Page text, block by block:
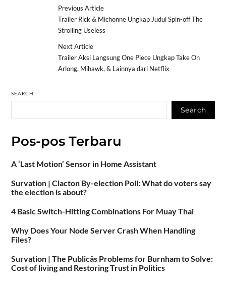
Previous Article
Trailer Rick & Michonne Ungkap Judul Spin-off The
Strolling Useless
Next Article
Trailer Aksi Langsung One Piece Ungkap Take On
Arlong, Mihawk, & Lainnya dari Netflix
SEARCH
Search
Pos-pos Terbaru
A ‘Last Motion’ Sensor in Home Assistant
Survation | Clacton By-election Poll: What do voters say
the election is about?
4 Basic Switch-Hitting Combinations For Muay Thai
Why Does Your Node Server Crash When Handling
Files?
Survation | The Publicâs Problems for Burnham to Solve:
Cost of living and Restoring Trust in Politics